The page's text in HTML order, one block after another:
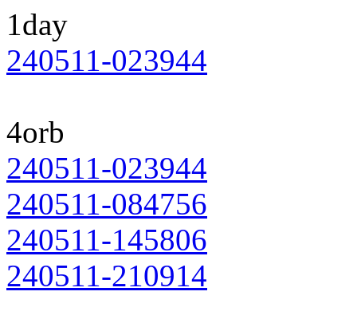
1day
240511-023944
4orb
240511-023944
240511-084756
240511-145806
240511-210914